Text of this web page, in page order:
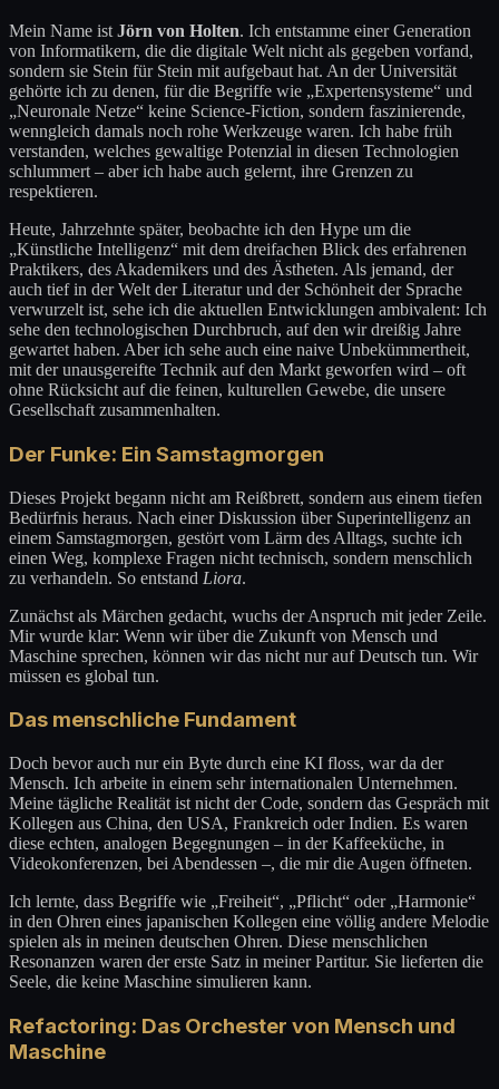
Mein Name ist Jörn von Holten. Ich entstamme einer Generation
von Informatikern, die die digitale Welt nicht als gegeben vorfand,
sondern sie Stein für Stein mit aufgebaut hat. An der Universität
gehörte ich zu denen, für die Begriffe wie „Expertensysteme“ und
„Neuronale Netze“ keine Science-Fiction, sondern faszinierende,
wenngleich damals noch rohe Werkzeuge waren. Ich habe früh
verstanden, welches gewaltige Potenzial in diesen Technologien
schlummert – aber ich habe auch gelernt, ihre Grenzen zu
respektieren.
Heute, Jahrzehnte später, beobachte ich den Hype um die
„Künstliche Intelligenz“ mit dem dreifachen Blick des erfahrenen
Praktikers, des Akademikers und des Ästheten. Als jemand, der
auch tief in der Welt der Literatur und der Schönheit der Sprache
verwurzelt ist, sehe ich die aktuellen Entwicklungen ambivalent: Ich
sehe den technologischen Durchbruch, auf den wir dreißig Jahre
gewartet haben. Aber ich sehe auch eine naive Unbekümmertheit,
mit der unausgereifte Technik auf den Markt geworfen wird – oft
ohne Rücksicht auf die feinen, kulturellen Gewebe, die unsere
Gesellschaft zusammenhalten.
Der Funke: Ein Samstagmorgen
Dieses Projekt begann nicht am Reißbrett, sondern aus einem tiefen
Bedürfnis heraus. Nach einer Diskussion über Superintelligenz an
einem Samstagmorgen, gestört vom Lärm des Alltags, suchte ich
einen Weg, komplexe Fragen nicht technisch, sondern menschlich
zu verhandeln. So entstand Liora.
Zunächst als Märchen gedacht, wuchs der Anspruch mit jeder Zeile.
Mir wurde klar: Wenn wir über die Zukunft von Mensch und
Maschine sprechen, können wir das nicht nur auf Deutsch tun. Wir
müssen es global tun.
Das menschliche Fundament
Doch bevor auch nur ein Byte durch eine KI floss, war da der
Mensch. Ich arbeite in einem sehr internationalen Unternehmen.
Meine tägliche Realität ist nicht der Code, sondern das Gespräch mit
Kollegen aus China, den USA, Frankreich oder Indien. Es waren
diese echten, analogen Begegnungen – in der Kaffeeküche, in
Videokonferenzen, bei Abendessen –, die mir die Augen öffneten.
Ich lernte, dass Begriffe wie „Freiheit“, „Pflicht“ oder „Harmonie“
in den Ohren eines japanischen Kollegen eine völlig andere Melodie
spielen als in meinen deutschen Ohren. Diese menschlichen
Resonanzen waren der erste Satz in meiner Partitur. Sie lieferten die
Seele, die keine Maschine simulieren kann.
Refactoring: Das Orchester von Mensch und
Maschine